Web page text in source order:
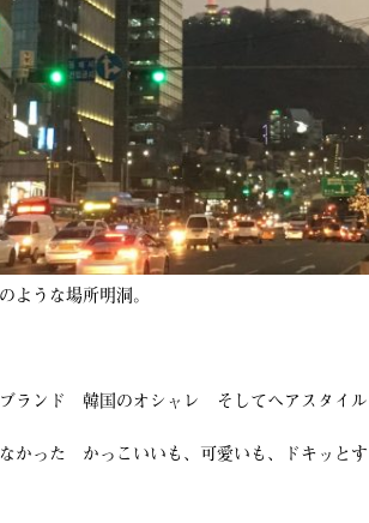
ような場所明洞。
ランド 韓国のオシャレ そしてヘアスタイル
かった かっこいいも、可愛いも、ドキッと